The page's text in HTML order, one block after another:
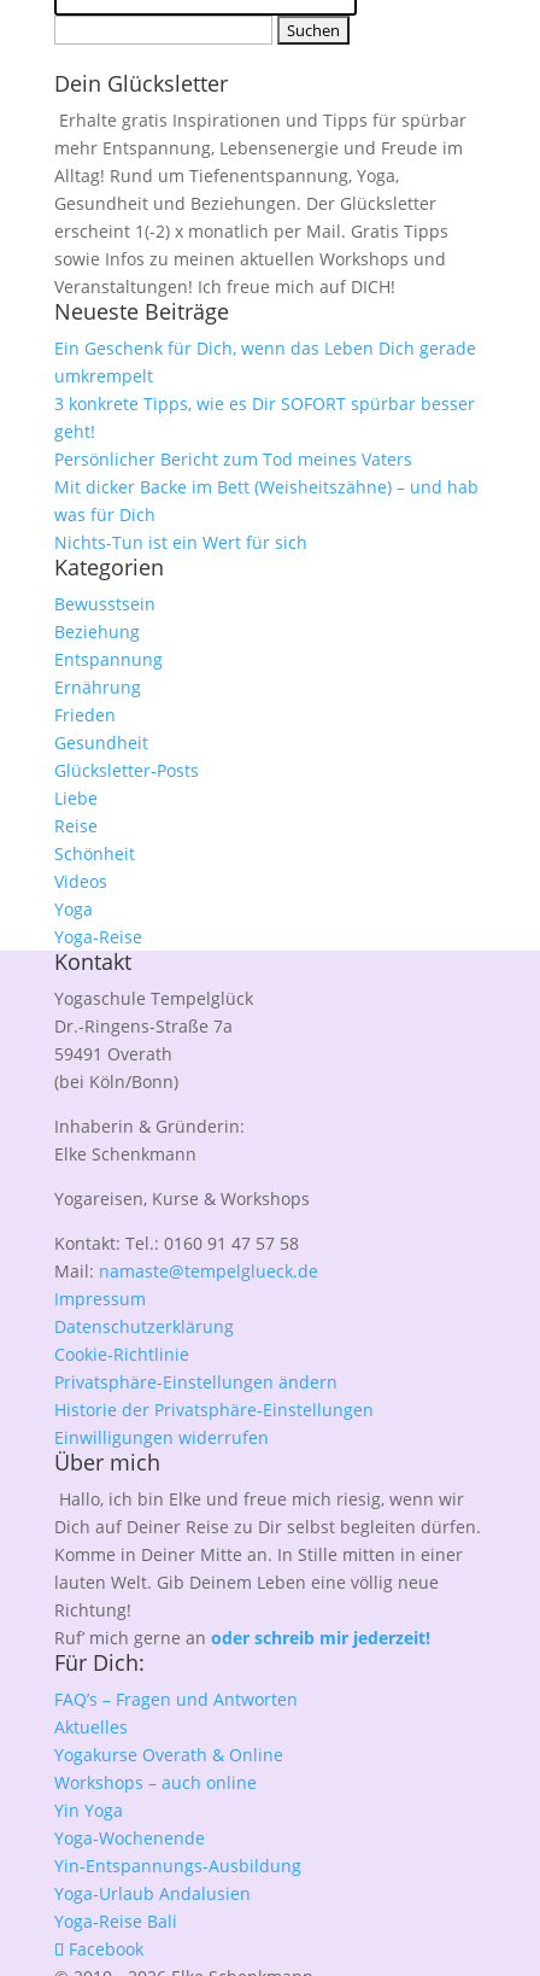
Dein Glücksletter
Erhalte gratis Inspirationen und Tipps für spürbar
mehr Entspannung, Lebensenergie und Freude im
Alltag! Rund um Tiefenentspannung, Yoga,
Gesundheit und Beziehungen. Der Glücksletter
erscheint 1(-2) x monatlich per Mail. Gratis Tipps
sowie Infos zu meinen aktuellen Workshops und
Veranstaltungen! Ich freue mich auf DICH!
Neueste Beiträge
Ein Geschenk für Dich, wenn das Leben Dich gerade
umkrempelt
3 konkrete Tipps, wie es Dir SOFORT spürbar besser
geht!
Persönlicher Bericht zum Tod meines Vaters
Mit dicker Backe im Bett (Weisheitszähne) – und hab
was für Dich
Nichts-Tun ist ein Wert für sich
Kategorien
Bewusstsein
Beziehung
Entspannung
Ernährung
Frieden
Gesundheit
Glücksletter-Posts
Liebe
Reise
Schönheit
Videos
Yoga
Yoga-Reise
Kontakt
Yogaschule Tempelglück
Dr.-Ringens-Straße 7a
59491 Overath
(bei Köln/Bonn)
Inhaberin & Gründerin:
Elke Schenkmann
Yogareisen, Kurse & Workshops
Kontakt: Tel.: 0160 91 47 57 58
Mail: namaste@tempelglueck.de
Impressum
Datenschutzerklärung
Cookie-Richtlinie
Privatsphäre-Einstellungen ändern
Historie der Privatsphäre-Einstellungen
Einwilligungen widerrufen
Über mich
Hallo, ich bin Elke und freue mich riesig, wenn wir
Dich auf Deiner Reise zu Dir selbst begleiten dürfen.
Komme in Deiner Mitte an. In Stille mitten in einer
lauten Welt. Gib Deinem Leben eine völlig neue
Richtung!
Ruf’ mich gerne an oder schreib mir jederzeit!
Für Dich:
FAQ’s – Fragen und Antworten
Aktuelles
Yogakurse Overath & Online
Workshops – auch online
Yin Yoga
Yoga-Wochenende
Yin-Entspannungs-Ausbildung
Yoga-Urlaub Andalusien
Yoga-Reise Bali
Facebook